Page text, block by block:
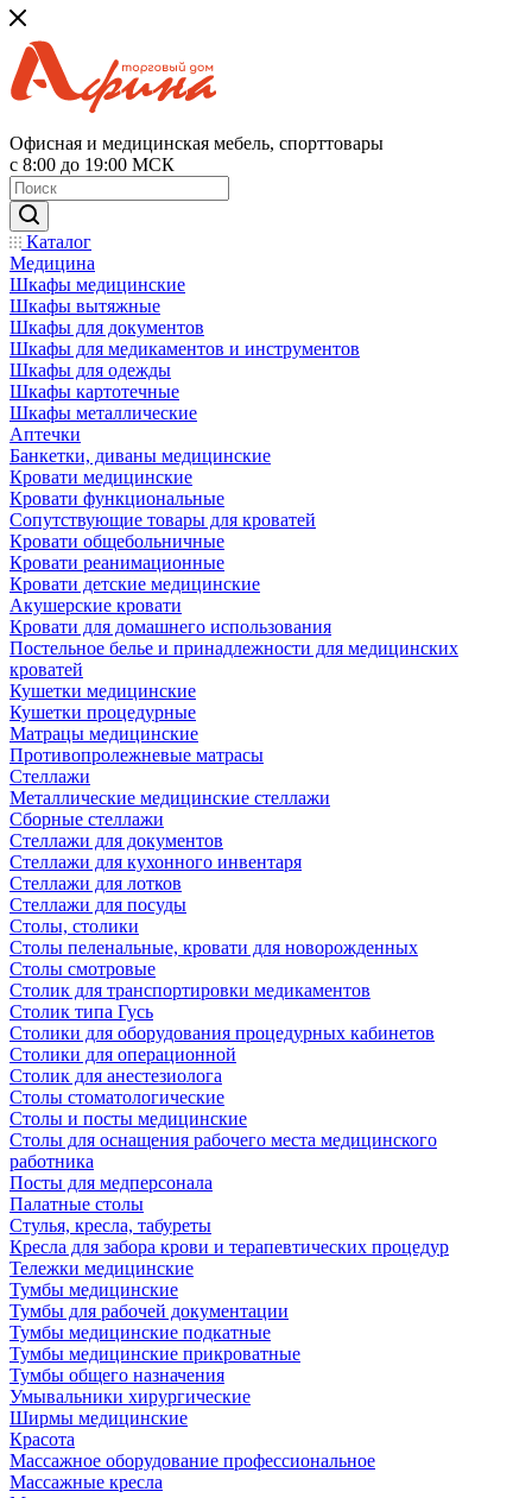
Офисная и медицинская мебель, спорттовары
с 8:00 до 19:00 МСК
Каталог
Медицина
Шкафы медицинские
Шкафы вытяжные
Шкафы для документов
Шкафы для медикаментов и инструментов
Шкафы для одежды
Шкафы картотечные
Шкафы металлические
Аптечки
Банкетки, диваны медицинские
Кровати медицинские
Кровати функциональные
Сопутствующие товары для кроватей
Кровати общебольничные
Кровати реанимационные
Кровати детские медицинские
Акушерские кровати
Кровати для домашнего использования
Постельное белье и принадлежности для медицинских
кроватей
Кушетки медицинские
Кушетки процедурные
Матрацы медицинские
Противопролежневые матрасы
Стеллажи
Металлические медицинские стеллажи
Сборные стеллажи
Стеллажи для документов
Стеллажи для кухонного инвентаря
Стеллажи для лотков
Стеллажи для посуды
Столы, столики
Столы пеленальные, кровати для новорожденных
Столы смотровые
Столик для транспортировки медикаментов
Столик типа Гусь
Столики для оборудования процедурных кабинетов
Столики для операционной
Столик для анестезиолога
Столы стоматологические
Столы и посты медицинские
Столы для оснащения рабочего места медицинского
работника
Посты для медперсонала
Палатные столы
Стулья, кресла, табуреты
Кресла для забора крови и терапевтических процедур
Тележки медицинские
Тумбы медицинские
Тумбы для рабочей документации
Тумбы медицинские подкатные
Тумбы медицинские прикроватные
Тумбы общего назначения
Умывальники хирургические
Ширмы медицинские
Красота
Массажное оборудование профессиональное
Массажные кресла